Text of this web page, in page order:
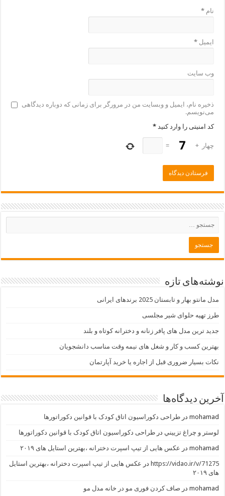
نام*
ایمیل*
وب‌ سایت
ذخیره نام، ایمیل و وبسایت من در مرورگر برای زمانی که دوباره دیدگاهی
می‌نویسم.
کد امنیتی را وارد کنید *
چهار +
=
نوشته‌های تازه
مدل مانتو بهار و تابستان 2025 برندهای ایرانی
طرز تهیه حلوای شیر مجلسی
جدید ترین مدل های پافر زنانه و دخترانه کوتاه و بلند
بهترین کسب و کار و شغل های نیمه وقت مناسب دانشجویان
نکات بسیار ضروری قبل از اجاره یا خرید آپارتمان
آخرین دیدگاه‌ها
mohamad درطراحی دکوراسیون اتاق کودک با قوانین دکوراتورها
لوستر و چراغ تزييني درطراحی دکوراسیون اتاق کودک با قوانین دکوراتورها
mohamad در عکس هایی از تیپ اسپرت دخترانه ،بهترین استایل های ۲۰۱۹
https://vidao.ir/v/71275 در عکس هایی از تیپ اسپرت دخترانه ،بهترین استایل
های ۲۰۱۹
mohamad در صاف کردن فوری مو در خانه مدل مو